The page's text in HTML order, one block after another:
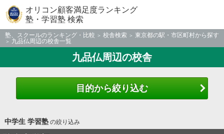
オリコン顧客満足度ランキング
塾・学習塾 検索
塾、スクールのランキング・比較 校舎検索
東京都の駅・市区町村から探す
九品仏周辺の校舎一覧
九品仏周辺の校舎
目的から絞り込む
中学生 学習塾の絞り込み